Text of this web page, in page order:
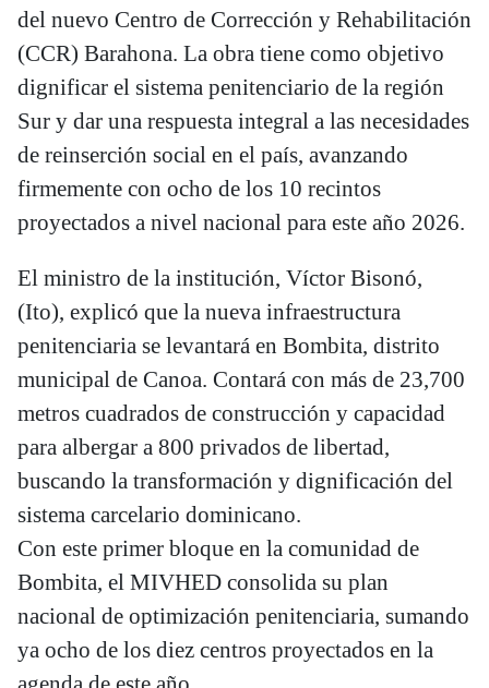
del nuevo Centro de Corrección y Rehabilitación
(CCR) Barahona. La obra tiene como objetivo
dignificar el sistema penitenciario de la región
Sur y dar una respuesta integral a las necesidades
de reinserción social en el país, avanzando
firmemente con ocho de los 10 recintos
proyectados a nivel nacional para este año 2026.
El ministro de la institución, Víctor Bisonó,
(Ito), explicó que la nueva infraestructura
penitenciaria se levantará en Bombita, distrito
municipal de Canoa. Contará con más de 23,700
metros cuadrados de construcción y capacidad
para albergar a 800 privados de libertad,
buscando la transformación y dignificación del
sistema carcelario dominicano.
Con este primer bloque en la comunidad de
Bombita, el MIVHED consolida su plan
nacional de optimización penitenciaria, sumando
ya ocho de los diez centros proyectados en la